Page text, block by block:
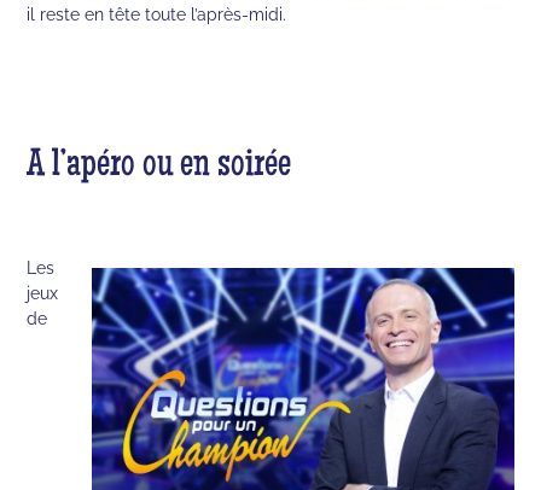
il reste en tête toute l’après-midi.
A l’apéro ou en soirée
Les
jeux
de